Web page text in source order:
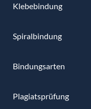
Klebebindung
Spiralbindung
Bindungsarten
Plagiatsprüfung